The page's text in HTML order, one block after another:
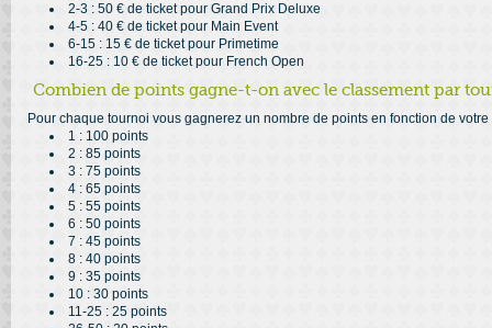
2-3 : 50 € de ticket pour Grand Prix Deluxe
4-5 : 40 € de ticket pour Main Event
6-15 : 15 € de ticket pour Primetime
16-25 : 10 € de ticket pour French Open
Combien de points gagne-t-on avec le classement par
Pour chaque tournoi vous gagnerez un nombre de points en fonction de
1 : 100 points
2 : 85 points
3 : 75 points
4 : 65 points
5 : 55 points
6 : 50 points
7 : 45 points
8 : 40 points
9 : 35 points
10 : 30 points
11-25 : 25 points